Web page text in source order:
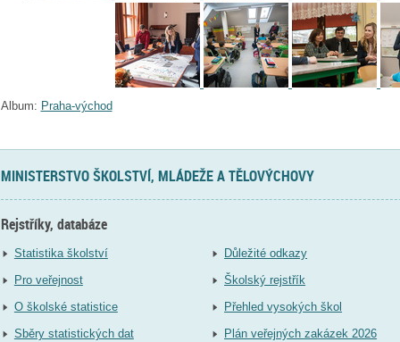
Album: Praha-východ
MINISTERSTVO ŠKOLSTVÍ, MLÁDEŽE A TĚLOVÝCHOVY
Rejstříky, databáze
Statistika školství
Pro veřejnost
O školské statistice
Sběry statistických dat
Důležité odkazy
Školský rejstřík
Přehled vysokých škol
Plán veřejných zakázek 2026